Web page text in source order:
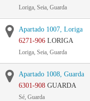
Loriga, Seia, Guarda
Apartado 1007, Loriga
6271-906 LORIGA
Loriga, Seia, Guarda
Apartado 1008, Guarda
6301-908 GUARDA
Sé, Guarda